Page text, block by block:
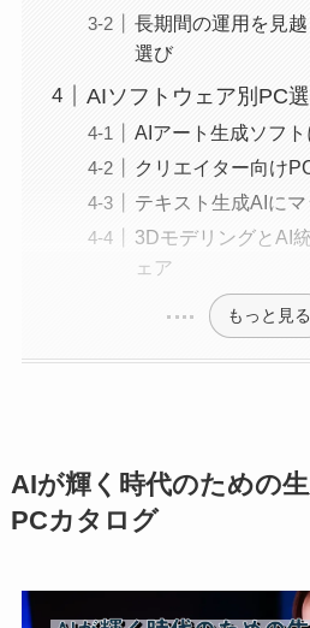
長期間の運用を見
選び
AIソフトウェア別PC
AIアート生成ソフ
クリエイター向け
テキスト生成AIに
3DモデリングとAI
ェア
もっと見る
AIが輝く時代のための
PCカタログ